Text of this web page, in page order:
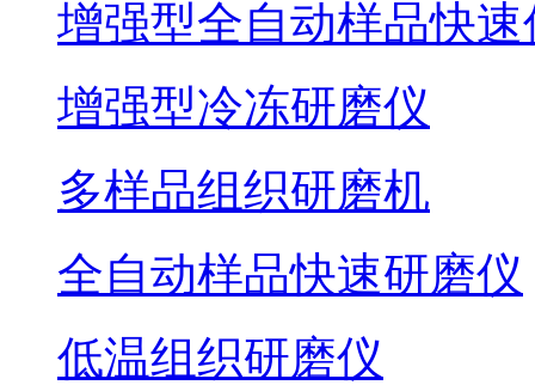
增强型全自动样品快速
增强型冷冻研磨仪
多样品组织研磨机
全自动样品快速研磨仪
低温组织研磨仪